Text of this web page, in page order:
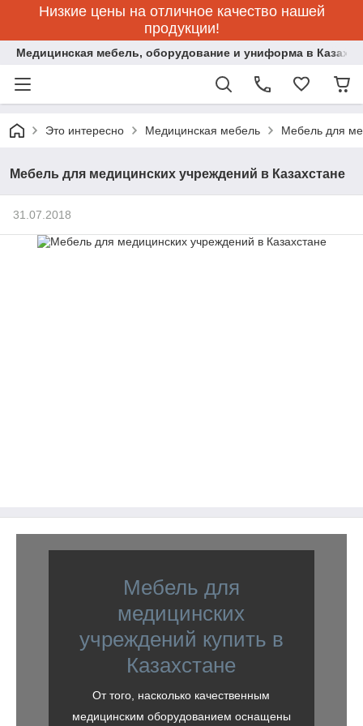
Низкие цены на отличное качество нашей
продукции!
Медицинская мебель, оборудование и униформа в
Это интересно Медицинская мебель Мебель для
Мебель для медицинских учреждений в Казахстане
31.07.2018
Мебель для
медицинских
учреждений купить в
Казахстане
От того, насколько качественным
медицинским оборудованием оснащены